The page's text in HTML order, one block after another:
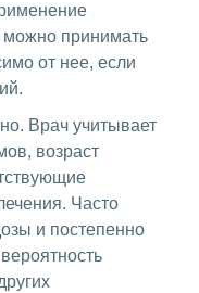
можно принимать
от нее, если
Врач учитывает
возраст
Часто
и постепенно